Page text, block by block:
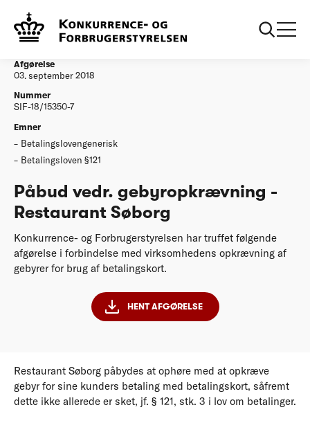
Afgørelser
Søborg
Afgørelse
03. september 2018
Nummer
SIF-18/15350-7
Emner
Betalingslovengenerisk
Betalingsloven §121
Påbud vedr. gebyropkrævning -
Restaurant Søborg
Konkurrence- og Forbrugerstyrelsen har truffet følgende
afgørelse i forbindelse med virksomhedens opkrævning af
gebyrer for brug af betalingskort.
HENT AFGØRELSE
Restaurant Søborg påbydes at ophøre med at opkræve
gebyr for sine kunders betaling med betalingskort, såfremt
dette ikke allerede er sket, jf. § 121, stk. 3 i lov om betalinger.